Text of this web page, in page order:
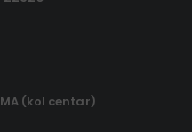
(kol centar)